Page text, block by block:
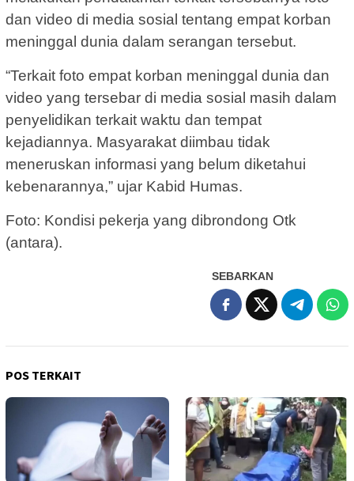
dan video di media sosial tentang empat korban
meninggal dunia dalam serangan tersebut.
“Terkait foto empat korban meninggal dunia dan
video yang tersebar di media sosial masih dalam
penyelidikan terkait waktu dan tempat
kejadiannya. Masyarakat diimbau tidak
meneruskan informasi yang belum diketahui
kebenarannya,” ujar Kabid Humas.
Foto: Kondisi pekerja yang dibrondong Otk
(antara).
SEBARKAN
POS TERKAIT